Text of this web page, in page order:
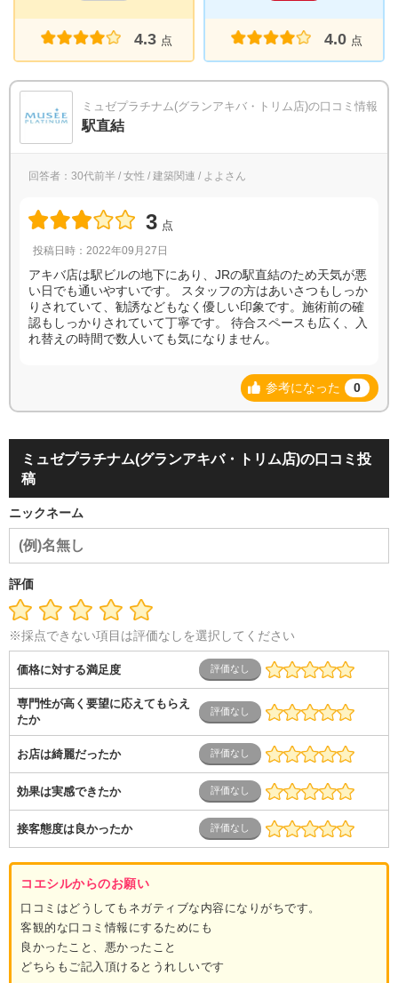
4.3 点 4.0 点
ミュゼプラチナム(グランアキバ・トリム店)の口コミ情報
駅直結
回答者：30代前半 / 女性 / 建築関連 / よよさん
3 点
投稿日時：2022年09月27日
アキバ店は駅ビルの地下にあり、JRの駅直結のため天気が悪
い日でも通いやすいです。 スタッフの方はあいさつもしっか
りされていて、勧誘などもなく優しい印象です。施術前の確
認もしっかりされていて丁寧です。 待合スペースも広く、入
れ替えの時間で数人いても気になりません。
参考になった 0
ミュゼプラチナム(グランアキバ・トリム店)の口コミ投
稿
ニックネーム
評価
※採点できない項目は評価なしを選択してください
価格に対する満足度
専門性が高く要望に応えてもらえ
たか
お店は綺麗だったか
効果は実感できたか
接客態度は良かったか
コエシルからのお願い
口コミはどうしてもネガティブな内容になりがちです。
客観的な口コミ情報にするためにも
良かったこと、悪かったこと
どちらもご記入頂けるとうれしいです